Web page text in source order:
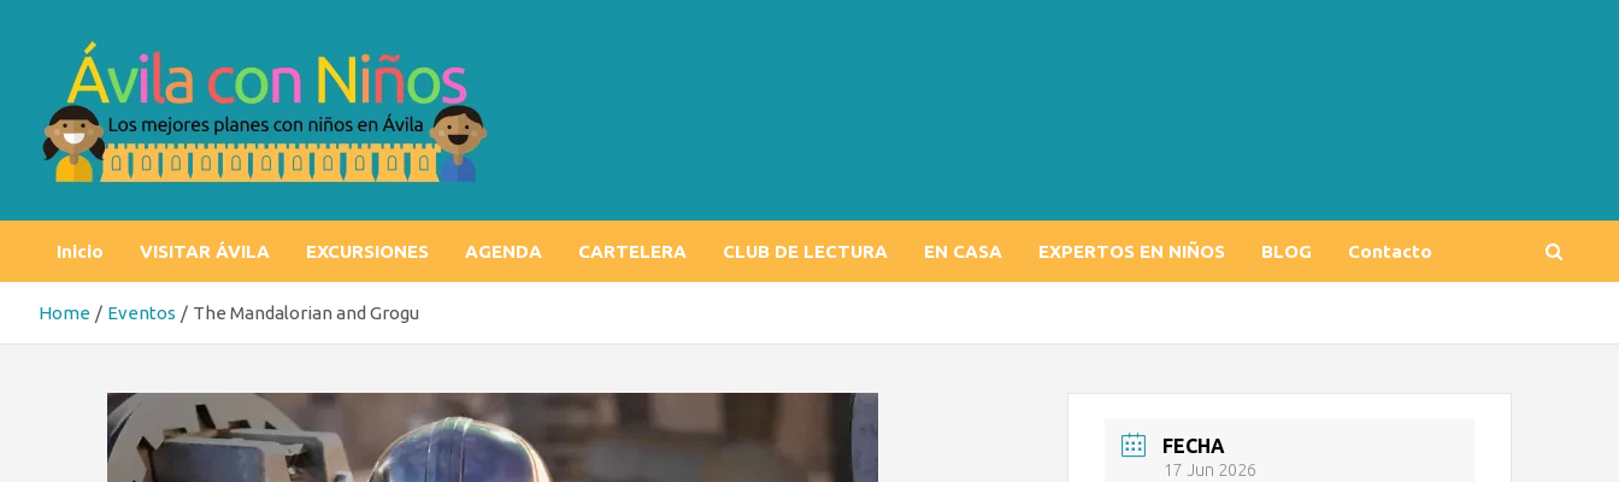
Inicio VISITAR ÁVILA EXCURSIONES AGENDA CARTELERA CLUB DE LECTURA EN CASA EXPERTOS EN NIÑOS BLOG Contacto
Home Eventos The Mandalorian and Grogu
FECHA
17 Jun 2026